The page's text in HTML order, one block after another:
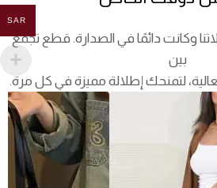
وكانت دائمًا في الصدارة. قطع تجمع
بين
لتمنحك إطلالة مميزة في كل مرة.
SAR